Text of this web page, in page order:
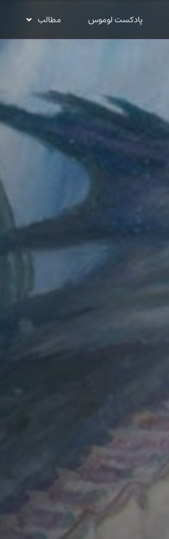
پادکست لوموس مطالب